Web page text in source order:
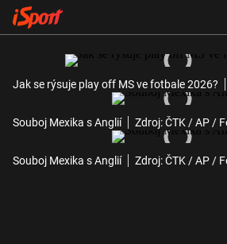
Jak se rýsuje play off MS ve fotbale 2026?
Souboj Mexika s Anglií Zdroj: ČTK / AP /
Souboj Mexika s Anglií Zdroj: ČTK / AP /